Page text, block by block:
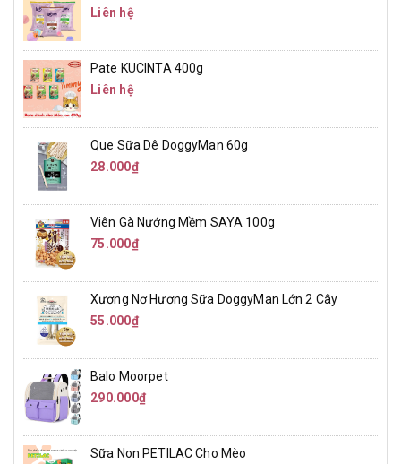
Liên hệ
Pate KUCINTA 400g
Liên hệ
Que Sữa Dê DoggyMan 60g
28.000₫
Viên Gà Nướng Mềm SAYA 100g
75.000₫
Xương Nơ Hương Sữa DoggyMan Lớn 2 Cây
55.000₫
Balo Moorpet
290.000₫
Sữa Non PETILAC Cho Mèo